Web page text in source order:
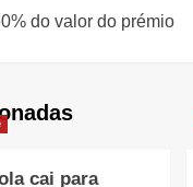
do valor do prémio
cai para